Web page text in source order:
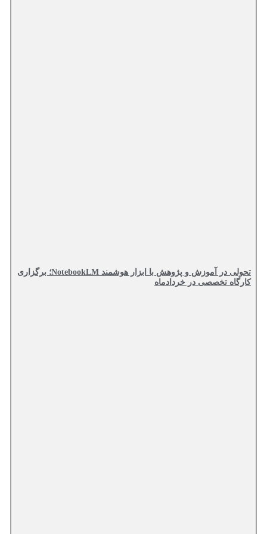
تحولی در آموزش و پژوهش با ابزار هوشمند NotebookLM؛ برگزاری
کارگاه تخصصی در خردادماه